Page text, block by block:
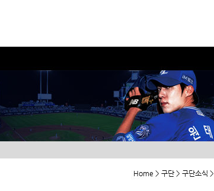
Home > 구단 > 구단소식 >